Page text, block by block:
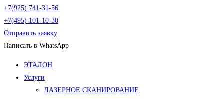
+7(925) 741-31-56
+7(495) 101-10-30
Отправить заявку
Написать в WhatsApp
Меню
ЭТАЛОН
Услуги
ЛАЗЕРНОЕ СКАНИРОВАНИЕ